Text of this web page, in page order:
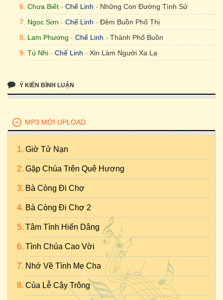
Chưa Biết - Chế Linh - Những Con Đường Tình Sử
Ngọc Sơn - Chế Linh - Đêm Buồn Phố Thị
Lam Phương - Chế Linh - Thành Phố Buồn
Tú Nhi - Chế Linh - Xin Làm Người Xa Lạ
Ý KIẾN BÌNH LUẬN
MP3 MỚI UPLOAD
Giờ Tử Nạn
Gặp Chúa Trên Quê Hương
Bà Còng Đi Chợ
Bà Còng Đi Chợ 2
Tâm Tình Hiến Dâng
Tình Chúa Cao Vời
Nhớ Về Tình Mẹ Cha
Của Lễ Cậy Trông